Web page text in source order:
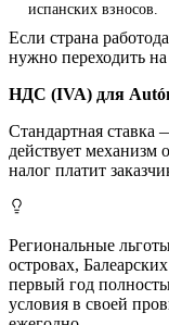
испанских взносов.
Если страна
нужно переходить
НДС (IVA) для
Стандартная
действует механизм
налог платит
Региональные
островах,
первый год
условия в своей